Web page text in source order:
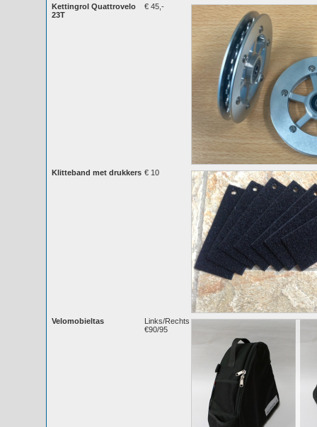
Kettingrol Quattrovelo
23T
€ 45,-
Klitteband met drukkers € 10
Velomobieltas
Links/Rechts
€90/95